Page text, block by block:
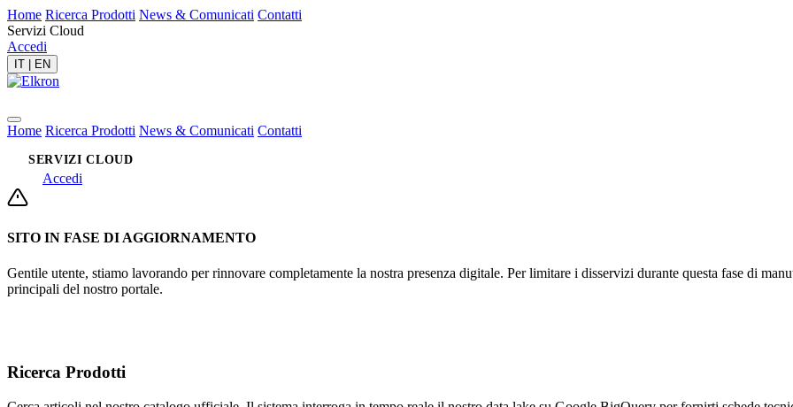
Home Ricerca Prodotti News & Comunicati Contatti
Servizi Cloud
Accedi
IT EN
Home Ricerca Prodotti News & Comunicati Contatti
SERVIZI CLOUD
Accedi
SITO IN FASE DI AGGIORNAMENTO
Gentile utente, stiamo lavorando per rinnovare completamente la nostra presenza digitale. Per limitare i disservizi durante questa fase di
principali del nostro portale.
Ricerca Prodotti